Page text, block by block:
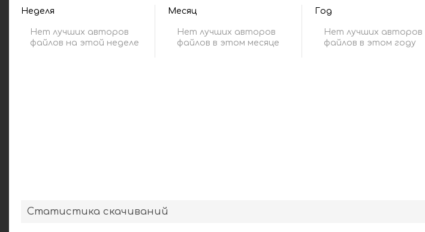
Неделя
Нет лучших авторов
файлов на этой неделе
Месяц
Нет лучших авторов
файлов в этом месяце
Год
Нет лучших авторов
файлов в этом году
Статистика скачиваний